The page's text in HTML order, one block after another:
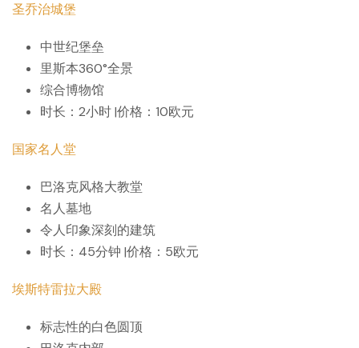
圣乔治城堡
中世纪堡垒
里斯本360°全景
综合博物馆
时长：2小时 |价格：10欧元
国家名人堂
巴洛克风格大教堂
名人墓地
令人印象深刻的建筑
时长：45分钟 |价格：5欧元
埃斯特雷拉大殿
标志性的白色圆顶